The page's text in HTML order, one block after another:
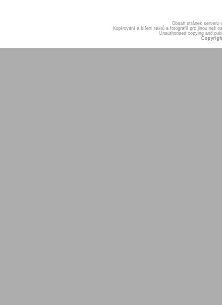
Obsah stránek serveru
Kopírování a šíření textů a fotografií pro jinou než
Unauthorised copying and